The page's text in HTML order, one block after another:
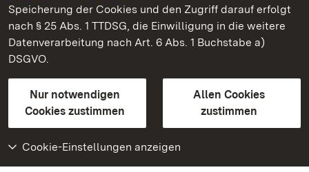
Speicherung der Cookies und den Zugriff darauf erfolgt
nach § 25 Abs. 1 TTDSG, die Einwilligung in die weitere
Datenverarbeitung nach Art. 6 Abs. 1 Buchstabe a)
DSGVO.
Nur notwendigen
Cookies zustimmen
Allen Cookies
zustimmen
Cookie-Einstellungen anzeigen
Staatliche Schlösser und Gärten Baden-Württemberg
Kontakt
GebärdenspracheLeichte Sprache
Erklärung zur Barrierefreiheit
BITV-konform (geprüfte Seiten)
Weiteres